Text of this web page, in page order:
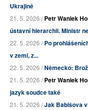
Ukrajině
21. 5. 2026 /Petr Waniek
ústavní hierarchii. Ministr
22. 5. 2026 /Po
v zemi, z...
22. 5. 2026 /Německo:
21. 5. 2026 /Petr Waniek
jazyk soudce také
21. 5. 2026 /Jak Babišova